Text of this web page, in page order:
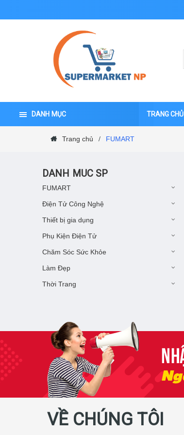
DANH MỤC TRANG CHỦ
Trang chủ / FUMART
DANH MUC SP
FUMART
Điện Tử Công Nghệ
Thiết bị gia dụng
Phụ Kiện Điện Tử
Chăm Sóc Sức Khỏe
Làm Đẹp
Thời Trang
VỀ CHÚNG TÔI